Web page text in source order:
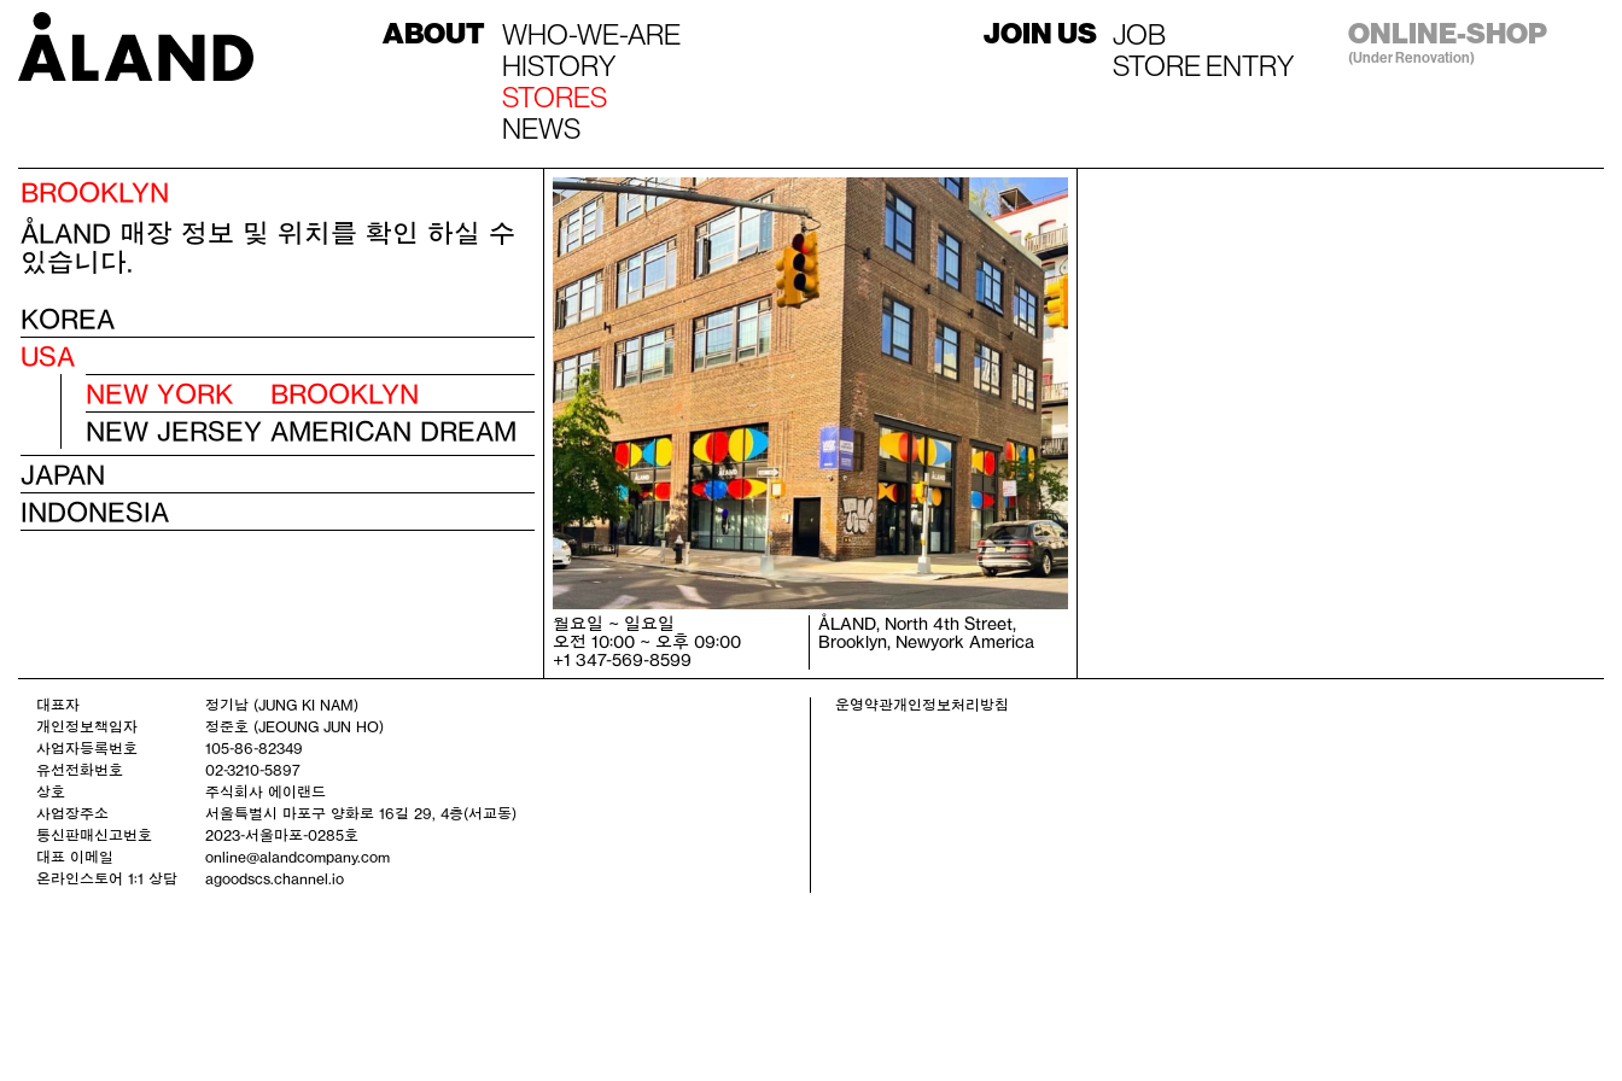
ABOUT WHO-WE-ARE
HISTORY
STORES
NEWS
JOIN US JOB
STORE ENTRY
ONLINE-SHOP
(Under Renovation)
BROOKLYN
ÅLAND 매장 정보 및 위치를 확인 하실 수
있습니다.
KOREA
USA
NEW YORK
BROOKLYN
NEW JERSEY AMERICAN DREAM
JAPAN
INDONESIA
월요일 ~ 일요일
오전 10:00 ~ 오후 09:00
+1 347-569-8599
ÅLAND, North 4th Street,
Brooklyn, Newyork America
대표자
정기남 (JUNG KI NAM)
개인정보책임자
정준호 (JEOUNG JUN HO)
사업자등록번호
105-86-82349
유선전화번호
02-3210-5897
상호
주식회사 에이랜드
사업장주소
서울특별시 마포구 양화로 16길 29, 4층(서교동)
통신판매신고번호
2023-서울마포-0285호
대표 이메일
online@alandcompany.com
온라인스토어 1:1 상담
agoodscs.channel.io
운영약관개인정보처리방침